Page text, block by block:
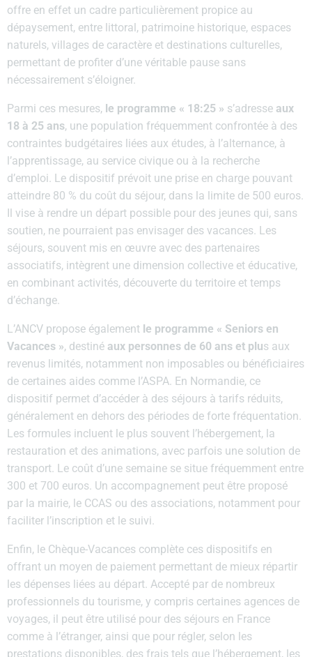
offre en effet un cadre particulièrement propice au
dépaysement, entre littoral, patrimoine historique, espaces
naturels, villages de caractère et destinations culturelles,
permettant de profiter d’une véritable pause sans
nécessairement s’éloigner.
Parmi ces mesures, le programme « 18:25 » s’adresse aux
18 à 25 ans, une population fréquemment confrontée à des
contraintes budgétaires liées aux études, à l’alternance, à
l’apprentissage, au service civique ou à la recherche
d’emploi. Le dispositif prévoit une prise en charge pouvant
atteindre 80 % du coût du séjour, dans la limite de 500 euros.
Il vise à rendre un départ possible pour des jeunes qui, sans
soutien, ne pourraient pas envisager des vacances. Les
séjours, souvent mis en œuvre avec des partenaires
associatifs, intègrent une dimension collective et éducative,
en combinant activités, découverte du territoire et temps
d’échange.
L’ANCV propose également le programme « Seniors en
Vacances », destiné aux personnes de 60 ans et plus aux
revenus limités, notamment non imposables ou bénéficiaires
de certaines aides comme l’ASPA. En Normandie, ce
dispositif permet d’accéder à des séjours à tarifs réduits,
généralement en dehors des périodes de forte fréquentation.
Les formules incluent le plus souvent l’hébergement, la
restauration et des animations, avec parfois une solution de
transport. Le coût d’une semaine se situe fréquemment entre
300 et 700 euros. Un accompagnement peut être proposé
par la mairie, le CCAS ou des associations, notamment pour
faciliter l’inscription et le suivi.
Enfin, le Chèque-Vacances complète ces dispositifs en
offrant un moyen de paiement permettant de mieux répartir
les dépenses liées au départ. Accepté par de nombreux
professionnels du tourisme, y compris certaines agences de
voyages, il peut être utilisé pour des séjours en France
comme à l’étranger, ainsi que pour régler, selon les
prestations disponibles, des frais tels que l’hébergement, les